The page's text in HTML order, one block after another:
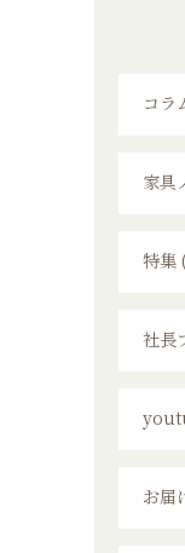
コラ
家具
特集
社長
お届